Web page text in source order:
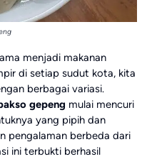
menjadi makanan
di setiap sudut kota, kita
berbagai variasi.
gepeng mulai mencuri
yang pipih dan
pengalaman berbeda dari
ini terbukti berhasil